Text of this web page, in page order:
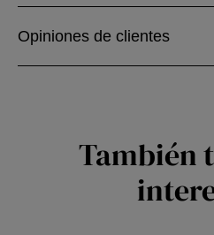
Opiniones de clientes
También